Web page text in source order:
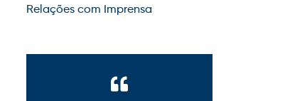
Relações com Imprensa